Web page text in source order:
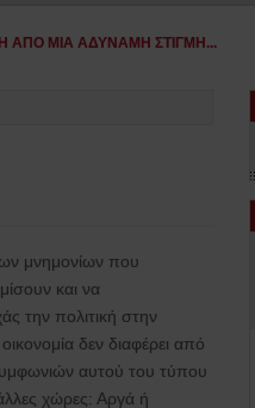
μνημονίων που
και να
την πολιτική στην
δεν διαφέρει από
αυτού του τύπου
χώρες: Αργά ή